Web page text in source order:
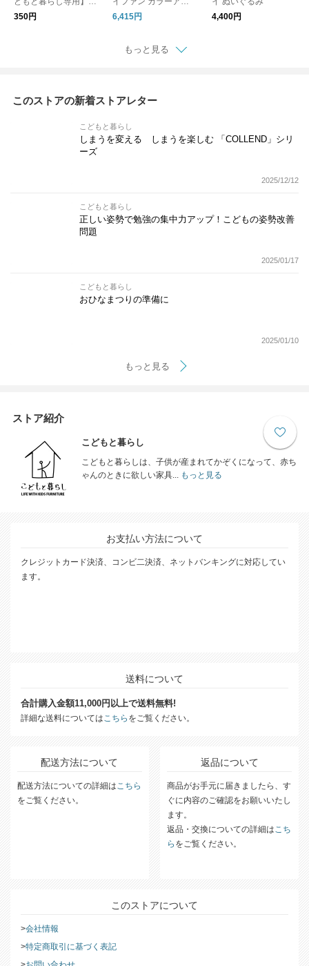
斗(のし)ラッピング
350円
ス 25
6,415円
4,400円
もっと見る
このストアの新着ストアレター
こどもと暮らし
しまうを変える しまうを楽しむ 「COLLEND」シリ
ーズ
2025/12/12
こどもと暮らし
正しい姿勢で勉強の集中力アップ！こどもの姿勢改善
問題
2025/01/17
こどもと暮らし
おひなまつりの準備に
2025/01/10
もっと見る
ストア紹介
こどもと暮らし
こどもと暮らしは、子供が産まれてかぞくになって、赤ち
ゃんのときに欲しい家具...もっと見る
お支払い方法について
クレジットカード決済、コンビ二決済、ネットバンキングに対応してい
ます。
送料について
配送方法について 返品について
商品がお手元に届きましたら、す
ぐに内容のご確認をお願いいたし
ます。